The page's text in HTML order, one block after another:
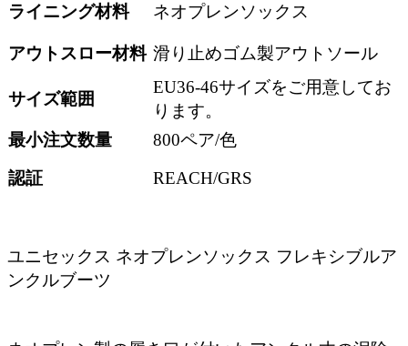
ライニング材料 ネオプレンソックス
アウトスロー材料 滑り止めゴム製アウトソール
サイズ範囲
EU36-46サイズをご用意してお
ります。
最小注文数量
800ペア/色
認証
REACH/GRS
ユニセックス ネオプレンソックス フレキシブルア
ンクルブーツ